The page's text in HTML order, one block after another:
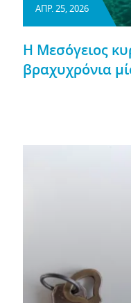
ΑΠΡ. 25, 2026
Η Μεσόγειος
βραχυχρόνια